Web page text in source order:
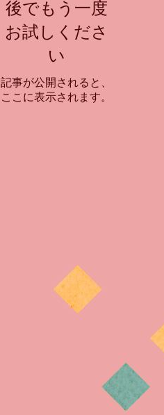
後でもう一度
お試しくださ
い
記事が公開されると、
ここに表示されます。